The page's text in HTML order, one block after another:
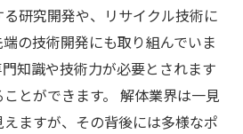
研究開発や、リサイクル技術に
の技術開発にも取り組んでいま
知識や技術力が必要とされます
とができます。 解体業界は一見
ますが、その背後には多様なポ